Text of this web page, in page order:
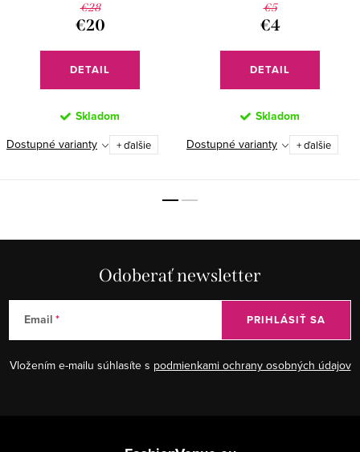
€28
€20
DETAIL
Skladom
Dostupné varianty + ďalšie
€5
€4
DETAIL
Skladom
Dostupné varianty + ďalšie
Odoberať newsletter
Email
Vložením e-mailu súhlasíte s podmienkami ochrany osobných údajov
PRIHLÁSIŤ SA